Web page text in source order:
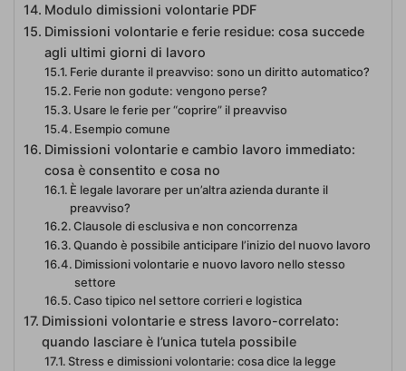
Modulo dimissioni volontarie PDF
Dimissioni volontarie e ferie residue: cosa succede
agli ultimi giorni di lavoro
Ferie durante il preavviso: sono un diritto automatico?
Ferie non godute: vengono perse?
Usare le ferie per “coprire” il preavviso
Esempio comune
Dimissioni volontarie e cambio lavoro immediato:
cosa è consentito e cosa no
È legale lavorare per un’altra azienda durante il
preavviso?
Clausole di esclusiva e non concorrenza
Quando è possibile anticipare l’inizio del nuovo lavoro
Dimissioni volontarie e nuovo lavoro nello stesso
settore
Caso tipico nel settore corrieri e logistica
Dimissioni volontarie e stress lavoro-correlato:
quando lasciare è l’unica tutela possibile
Stress e dimissioni volontarie: cosa dice la legge